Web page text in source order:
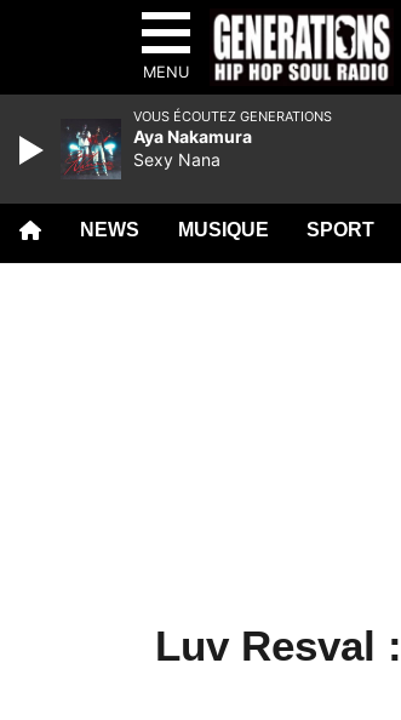
MENU
NEWS MUSIQUE SPORT
Luv Resval
VOUS ÉCOUTEZ GENERATIONS
Aya Nakamura
Sexy Nana